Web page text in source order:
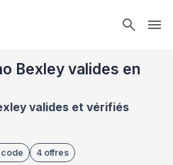
Bexley valides en
valides et vérifiés
code 4 offres